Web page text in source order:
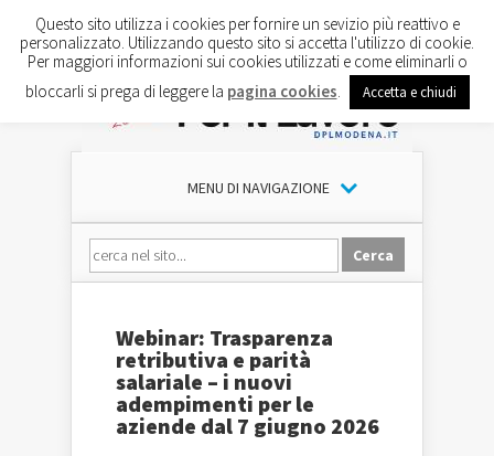
MENU DI NAVIGAZIONE
Webinar: Trasparenza
retributiva e parità
salariale – i nuovi
adempimenti per le
aziende dal 7 giugno 2026
Questo sito utilizza i cookies per fornire un sevizio più reattivo e
personalizzato. Utilizzando questo sito si accetta l'utilizzo di cookie.
Per maggiori informazioni sui cookies utilizzati e come eliminarli o
bloccarli si prega di leggere la pagina cookies Accetta e chiudi